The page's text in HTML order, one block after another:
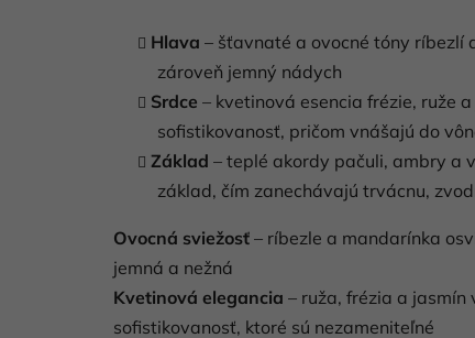
Hlava – šťavnaté a ovocné tóny ríbezlí
zároveň jemný nádych
Srdce – kvetinová esencia frézie, ruže
sofistikovanosť, pričom vnášajú do
Základ – teplé akordy pačuli, ambry a
základ, čím zanechávajú trvácnu,
Ovocná sviežosť – ríbezle a mandarínka
jemná a nežná
Kvetinová elegancia – ruža, frézia a
sofistikovanosť, ktoré sú nezameniteľné